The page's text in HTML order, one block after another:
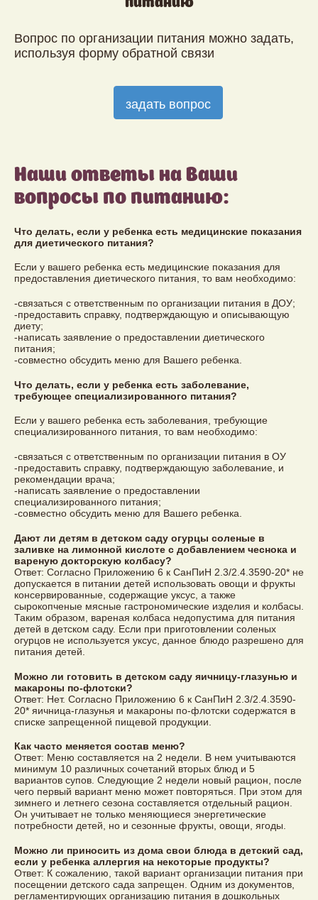
Вопрос по организации питания можно задать,
используя форму обратной связи
задать вопрос
Наши ответы на Ваши
вопросы по питанию:
Что делать, если у ребенка есть медицинские показания
для диетического питания?
Если у вашего ребенка есть медицинские показания для
предоставления диетического питания, то вам необходимо:
-cвязаться с ответственным по организации питания в ДОУ;
-предоставить справку, подтверждающую и описывающую
диету;
-написать заявление о предоставлении диетического
питания;
-совместно обсудить меню для Вашего ребенка.
Что делать, если у ребенка есть заболевание,
требующее специализированного питания?
Если у вашего ребенка есть заболевания, требующие
специализированного питания, то вам необходимо:
-связаться с ответственным по организации питания в ОУ
-предоставить справку, подтверждающую заболевание, и
рекомендации врача;
-написать заявление о предоставлении
специализированного питания;
-совместно обсудить меню для Вашего ребенка.
Дают ли детям в детском саду огурцы соленые в
заливке на лимонной кислоте с добавлением чеснока и
вареную докторскую колбасу?
Ответ: Согласно Приложению 6 к СанПиН 2.3/2.4.3590-20* не
допускается в питании детей использовать овощи и фрукты
консервированные, содержащие уксус, а также
сырокопченые мясные гастрономические изделия и колбасы.
Таким образом, вареная колбаса недопустима для питания
детей в детском саду. Если при приготовлении соленых
огурцов не используется уксус, данное блюдо разрешено для
питания детей.
Можно ли готовить в детском саду яичницу-глазунью и
макароны по-флотски?
Ответ: Нет. Согласно Приложению 6 к СанПиН 2.3/2.4.3590-
20* яичница-глазунья и макароны по-флотски содержатся в
списке запрещенной пищевой продукции.
Как часто меняется состав меню?
Ответ: Меню составляется на 2 недели. В нем учитываются
минимум 10 различных сочетаний вторых блюд и 5
вариантов супов. Следующие 2 недели новый рацион, после
чего первый вариант меню может повторяться. При этом для
зимнего и летнего сезона составляется отдельный рацион.
Он учитывает не только меняющиеся энергетические
потребности детей, но и сезонные фрукты, овощи, ягоды.
Можно ли приносить из дома свои блюда в детский сад,
если у ребенка аллергия на некоторые продукты?
Ответ: К сожалению, такой вариант организации питания при
посещении детского сада запрещен. Одним из документов,
регламентирующих организацию питания в дошкольных